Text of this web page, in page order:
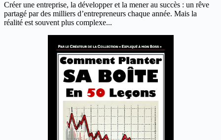
Créer une entreprise, la développer et la mener au succès : un rêve
partagé par des milliers d’entrepreneurs chaque année. Mais la
réalité est souvent plus complexe...